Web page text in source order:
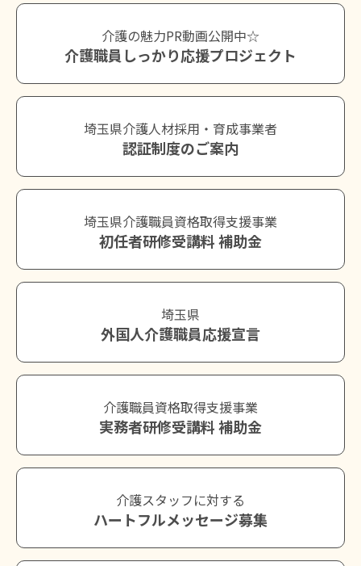
介護の魅力PR動画公開中☆
介護職員しっかり応援プロジェクト
埼玉県介護人材採用・育成事業者
認証制度のご案内
埼玉県介護職員資格取得支援事業
初任者研修受講料 補助金
埼玉県
外国人介護職員応援宣言
介護職員資格取得支援事業
実務者研修受講料 補助金
介護スタッフに対する
ハートフルメッセージ募集